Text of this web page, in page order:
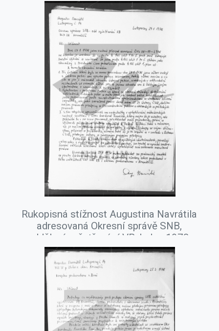
Rukopisná stížnost Augustina Navrátila
adresovaná Okresní správě SNB,
oddělení vyšetřování VB, leden 1978.